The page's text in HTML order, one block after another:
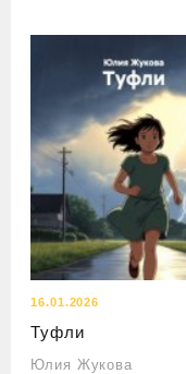
16.01.2026
Туфли
Юлия Жукова